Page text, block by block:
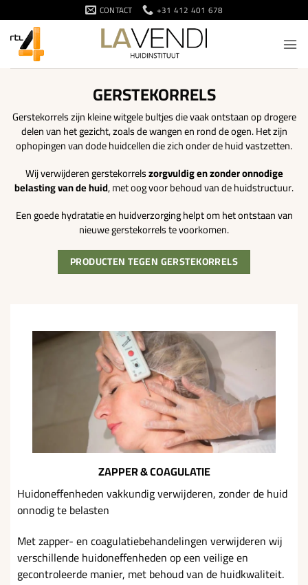
naar
inhoud
CONTACT +31 412 401 678
GERSTEKORRELS
Gerstekorrels zijn kleine witgele bultjes die vaak ontstaan op drogere
delen van het gezicht, zoals de wangen en rond de ogen. Het zijn
ophopingen van dode huidcellen die zich onder de huid vastzetten.
Wij verwijderen gerstekorrelszorgvuldig en zonder onnodige
belasting van de huid, met oog voor behoud van de huidstructuur.
Een goede hydratatie en huidverzorging helpt om het ontstaan van
nieuwe gerstekorrels te voorkomen.
PRODUCTEN TEGEN GERSTEKORRELS
ZAPPER & COAGULATIE
Huidoneffenheden vakkundig verwijderen, zonder de huid
onnodig te belasten
Met zapper- en coagulatiebehandelingen verwijderen wij
verschillende huidoneffenheden op een veilige en
gecontroleerde manier, met behoud van de huidkwaliteit.